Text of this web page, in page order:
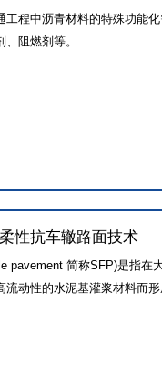
工程中沥青材料的特殊功能
阻燃剂等。
性抗车辙路面技术
pavement 简称SFP)是指在
流动性的水泥基灌浆材料而